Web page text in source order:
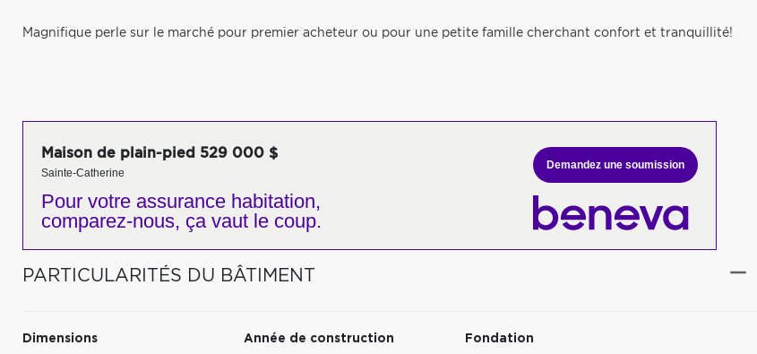
Magnifique perle sur le marché pour premier acheteur ou pour une petite famille cherchant confort et tranquillité!
Maison de plain-pied 529 000 $
Sainte-Catherine
Pour votre assurance habitation,
comparez-nous, ça vaut le coup.
Demandez une soumission
PARTICULARITÉS DU BÂTIMENT
Dimensions
Année de construction
Fondation